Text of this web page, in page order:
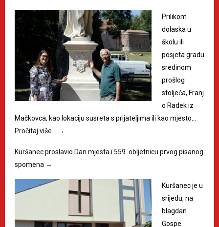
Prilikom
dolaska u
školu ili
posjeta gradu
sredinom
prošlog
stoljeća, Franj
o Radek iz
Mačkovca, kao lokaciju susreta s prijateljima ili kao mjesto…
Pročitaj više…
→
Kuršanec proslavio Dan mjesta i 559. obljetnicu prvog pisanog
spomena →
Kuršanec je u
srijedu, na
blagdan
Gospe